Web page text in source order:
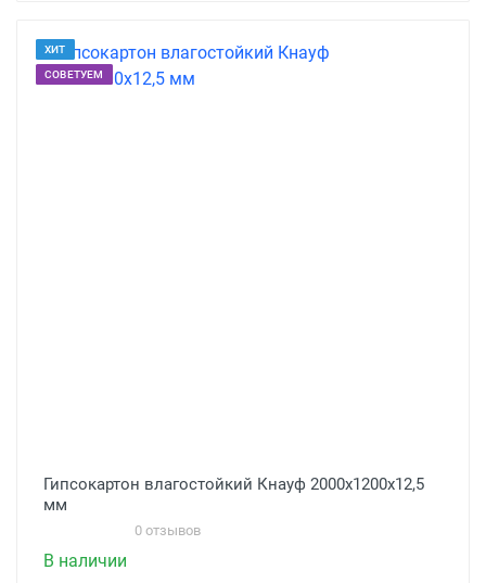
ХИТ
СОВЕТУЕМ
Гипсокартон влагостойкий Кнауф 2000х1200х12,5
мм
0 отзывов
В наличии